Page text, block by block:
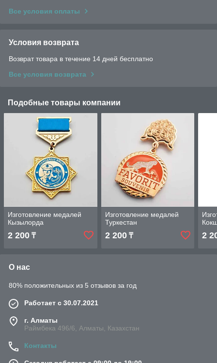
Все условия оплаты
Условия возврата
Возврат товара в течение 14 дней бесплатно
Все условия возврата
Подобные товары компании
Изготовление медалей
Кызылорда
2 200 ₸
Изготовление медалей
Туркестан
2 200₸ 2
О нас
80% положительных из 5 отзывов за год
Работает с 30.07.2021
г. Алматы
Раймбека 496/6, Алматы, Казахстан
Контакты